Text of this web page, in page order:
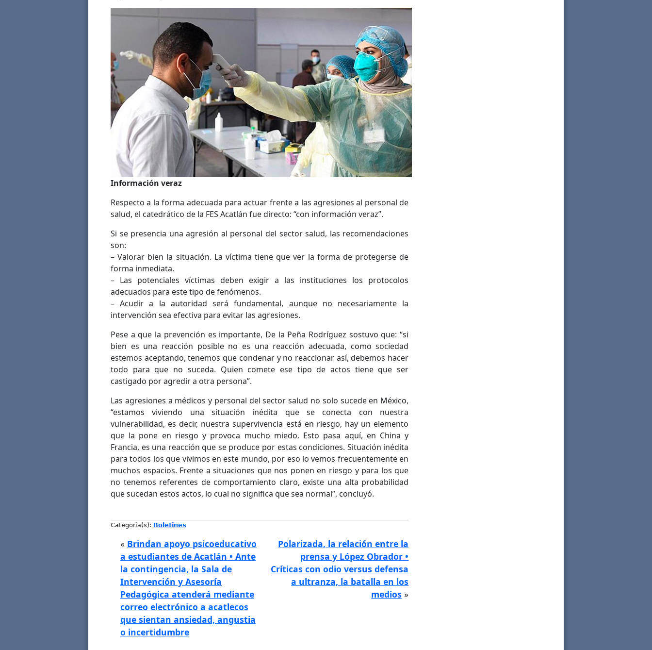
Información veraz
Respecto a la forma adecuada para actuar frente a las agresiones al personal de
salud, el catedrático de la FES Acatlán fue directo: “con información veraz”.
Si se presencia una agresión al personal del sector salud, las recomendaciones
son:
– Valorar bien la situación. La víctima tiene que ver la forma de protegerse de
forma inmediata.
– Las potenciales víctimas deben exigir a las instituciones los protocolos
adecuados para este tipo de fenómenos.
– Acudir a la autoridad será fundamental, aunque no necesariamente la
intervención sea efectiva para evitar las agresiones.
Pese a que la prevención es importante, De la Peña Rodríguez sostuvo que: “si
bien es una reacción posible no es una reacción adecuada, como sociedad
estemos aceptando, tenemos que condenar y no reaccionar así, debemos hacer
todo para que no suceda. Quien comete ese tipo de actos tiene que ser
castigado por agredir a otra persona”.
Las agresiones a médicos y personal del sector salud no solo sucede en México,
“estamos viviendo una situación inédita que se conecta con nuestra
vulnerabilidad, es decir, nuestra supervivencia está en riesgo, hay un elemento
que la pone en riesgo y provoca mucho miedo. Esto pasa aquí, en China y
Francia, es una reacción que se produce por estas condiciones. Situación inédita
para todos los que vivimos en este mundo, por eso lo vemos frecuentemente en
muchos espacios. Frente a situaciones que nos ponen en riesgo y para los que
no tenemos referentes de comportamiento claro, existe una alta probabilidad
que sucedan estos actos, lo cual no significa que sea normal”, concluyó.
Categoría(s): Boletines
« Brindan apoyo psicoeducativo
a estudiantes de Acatlán • Ante
la contingencia, la Sala de
Intervención y Asesoría
Pedagógica atenderá mediante
correo electrónico a acatlecos
que sientan ansiedad, angustia
o incertidumbre
Polarizada, la relación entre la
prensa y López Obrador •
Críticas con odio versus defensa
a ultranza, la batalla en los
medios »